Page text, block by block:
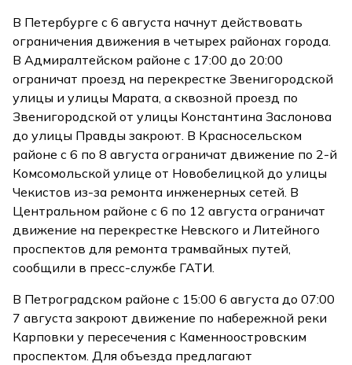
В Петербурге с 6 августа начнут действовать
ограничения движения в четырех районах города.
В Адмиралтейском районе с 17:00 до 20:00
ограничат проезд на перекрестке Звенигородской
улицы и улицы Марата, а сквозной проезд по
Звенигородской от улицы Константина Заслонова
до улицы Правды закроют. В Красносельском
районе с 6 по 8 августа ограничат движение по 2-й
Комсомольской улице от Новобелицкой до улицы
Чекистов из-за ремонта инженерных сетей. В
Центральном районе с 6 по 12 августа ограничат
движение на перекрестке Невского и Литейного
проспектов для ремонта трамвайных путей,
сообщили в пресс-службе ГАТИ.
В Петроградском районе с 15:00 6 августа до 07:00
7 августа закроют движение по набережной реки
Карповки у пересечения с Каменноостровским
проспектом. Для объезда предлагают